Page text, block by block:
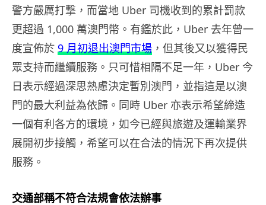
警方嚴厲打撃，而當地 Uber 司機收到的累計罰款
更超過 1,000 萬澳門幣。有鑑於此，Uber 去年曾一
度宣佈於 9 月初退出澳門市場 ，但其後又以獲得民
眾支持而繼續服務。只可惜相隔不足一年，Uber 今
日表示經過深思熟慮決定暫別澳門，並指這是以澳
門的最大利益為依歸。同時 Uber 亦表示希望締造
一個有利各方的環境，如今已經與旅遊及運輸業界
展開初步接觸，希望可以在合法的情況下再次提供
服務。
交通部稱不符合法規會依法辦事